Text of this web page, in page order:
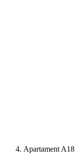
Apartament A18